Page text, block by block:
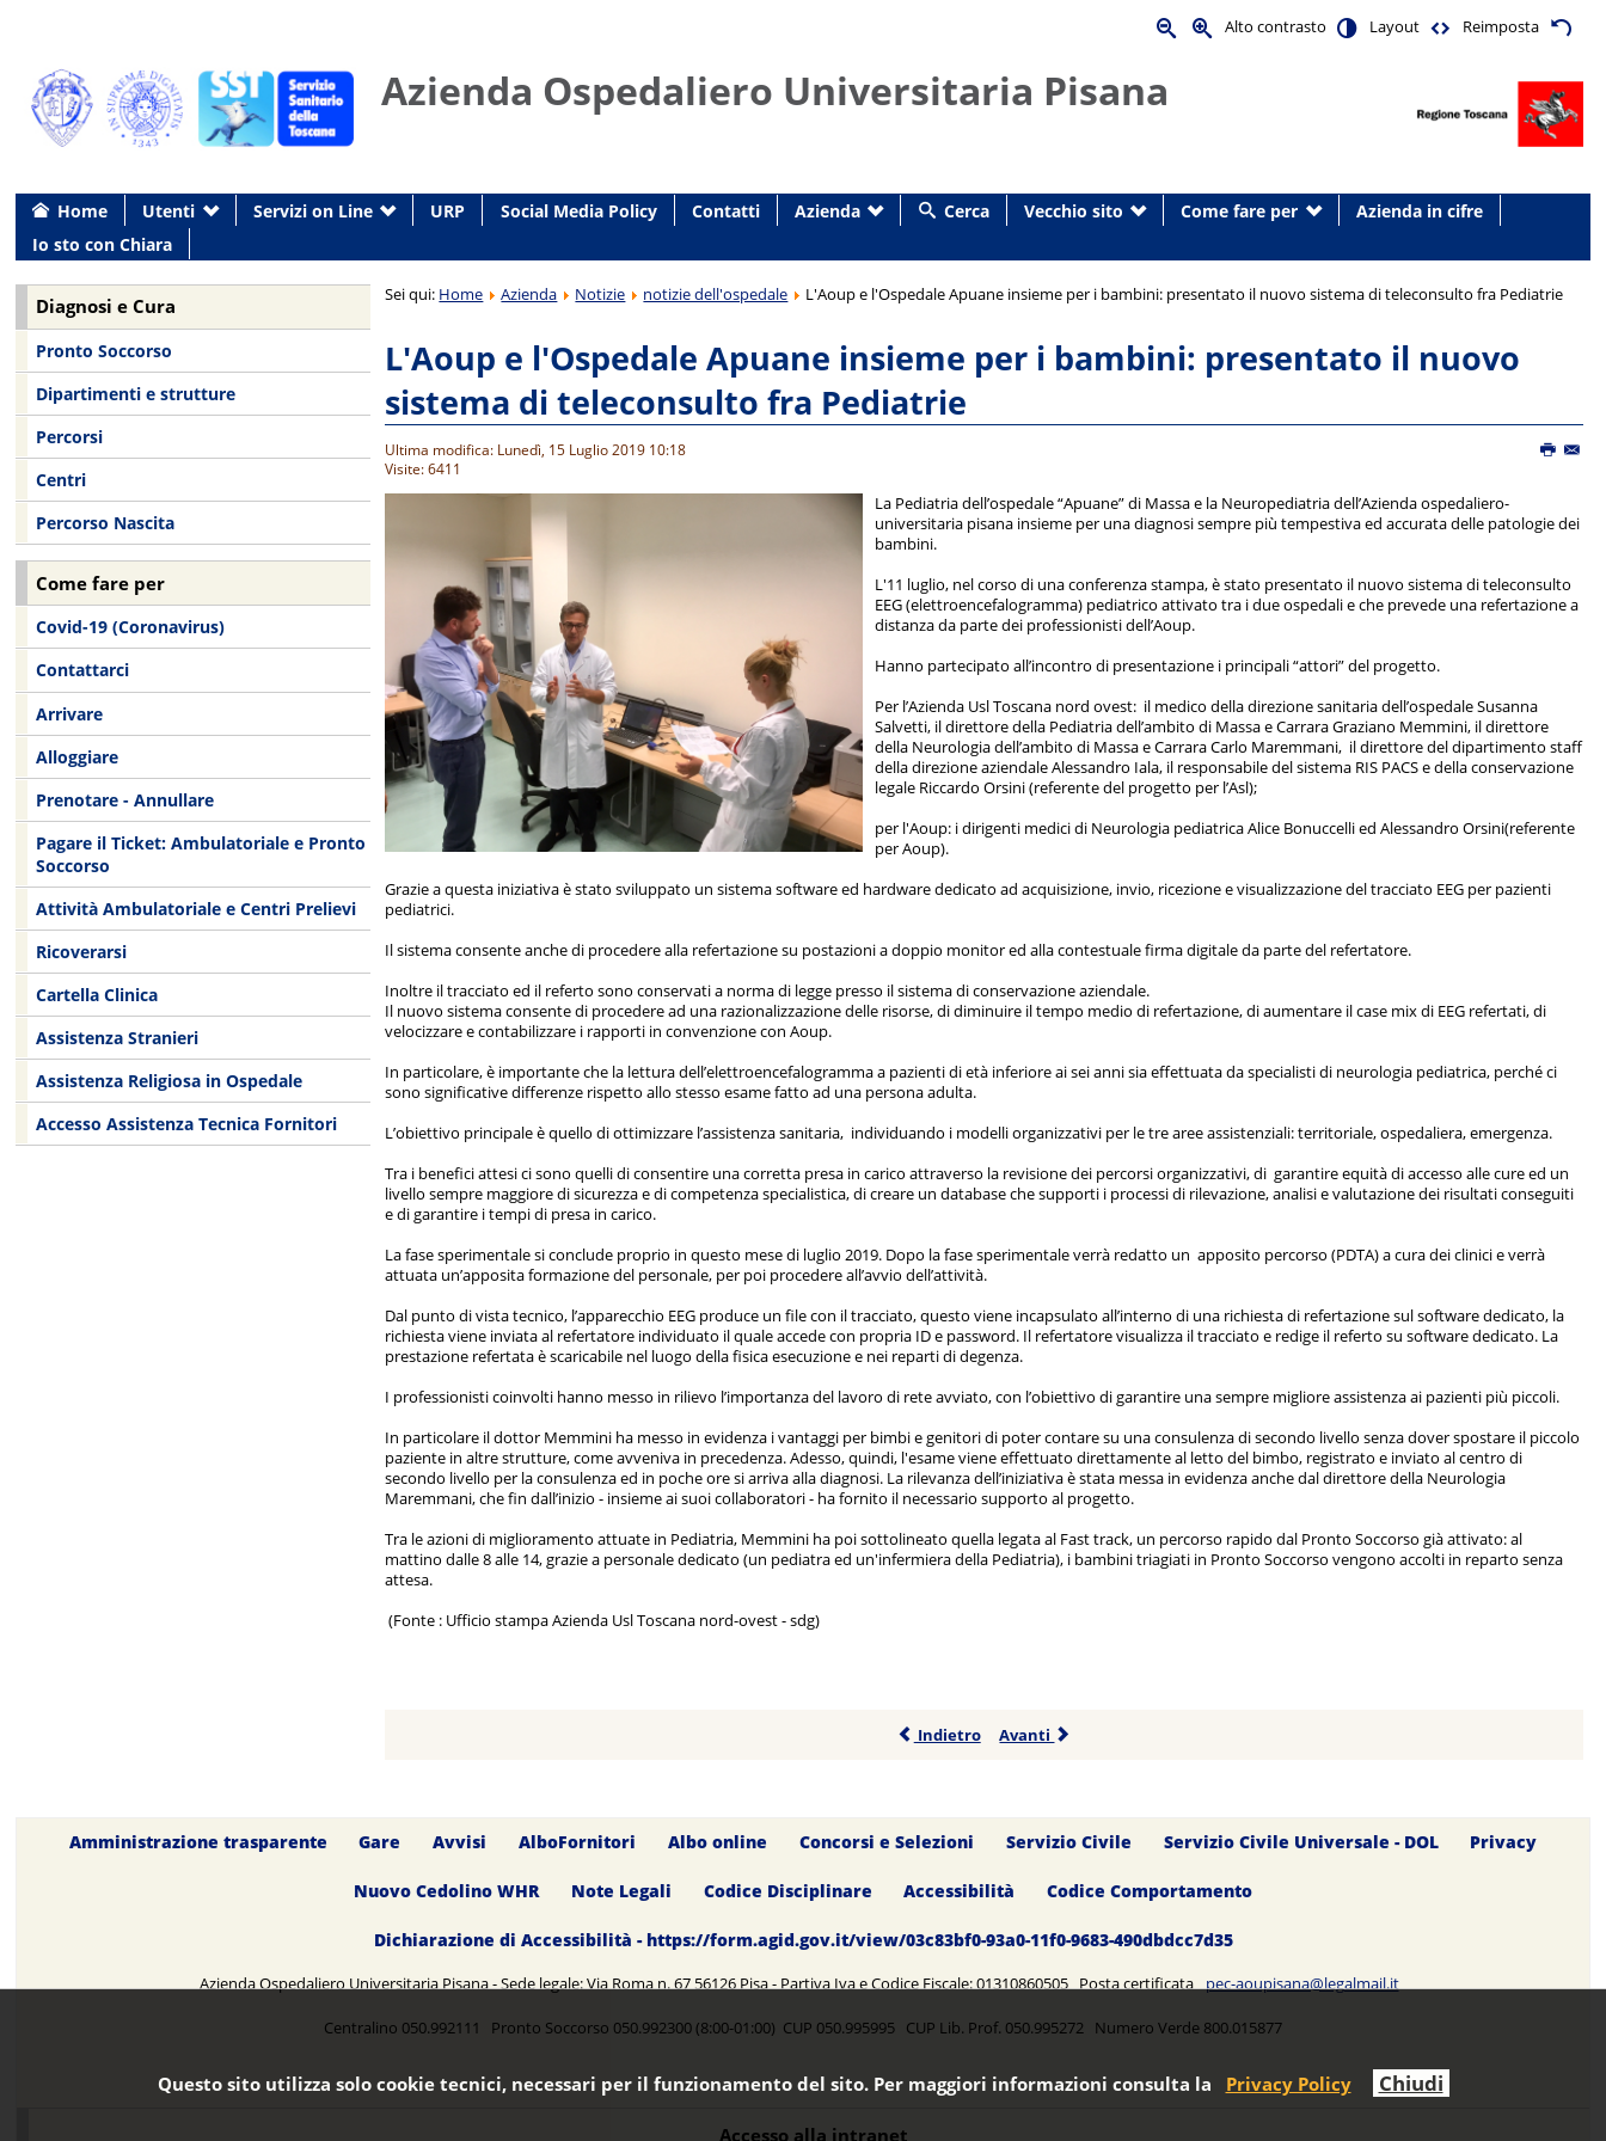
Alto contrasto Layout Reimposta
Azienda Ospedaliero Universitaria Pisana
Home Utenti Servizi on Line URP Social Media Policy Contatti Azienda Cerca Vecchio sito Come fare per
Azienda in cifre
Io sto con Chiara
Sei qui: Home Azienda Notizie notizie dell'ospedale L'Aoup e l'Ospedale Apuane insieme per i bambini: presentato il nuovo sistema di teleconsulto fra Pediatrie
L'Aoup e l'Ospedale Apuane insieme per i bambini: presentato il nuovo
sistema di teleconsulto fra Pediatrie
Ultima modifica: Lunedì, 15 Luglio 2019 10:18
Visite: 6411
La Pediatria dell’ospedale “Apuane” di Massa e la Neuropediatria dell’Azienda ospedaliero-
universitaria pisana insieme per una diagnosi sempre più tempestiva ed accurata delle patologie dei
bambini.
L'11 luglio, nel corso di una conferenza stampa, è stato presentato il nuovo sistema di teleconsulto
EEG (elettroencefalogramma) pediatrico attivato tra i due ospedali e che prevede una refertazione a
distanza da parte dei professionisti dell’Aoup.
Hanno partecipato all’incontro di presentazione i principali “attori” del progetto.
Per l’Azienda Usl Toscana nord ovest: il medico della direzione sanitaria dell’ospedale Susanna
Salvetti, il direttore della Pediatria dell’ambito di Massa e Carrara Graziano Memmini, il direttore
della Neurologia dell’ambito di Massa e Carrara Carlo Maremmani, il direttore del dipartimento staff
della direzione aziendale Alessandro Iala, il responsabile del sistema RIS PACS e della conservazione
legale Riccardo Orsini (referente del progetto per l’Asl);
per l'Aoup: i dirigenti medici di Neurologia pediatrica Alice Bonuccelli ed Alessandro Orsini(referente
per Aoup).
Grazie a questa iniziativa è stato sviluppato un sistema software ed hardware dedicato ad acquisizione, invio, ricezione e visualizzazione del tracciato EEG per pazienti
pediatrici.
Il sistema consente anche di procedere alla refertazione su postazioni a doppio monitor ed alla contestuale firma digitale da parte del refertatore.
Inoltre il tracciato ed il referto sono conservati a norma di legge presso il sistema di conservazione aziendale.
Il nuovo sistema consente di procedere ad una razionalizzazione delle risorse, di diminuire il tempo medio di refertazione, di aumentare il case mix di EEG refertati, di
velocizzare e contabilizzare i rapporti in convenzione con Aoup.
In particolare, è importante che la lettura dell’elettroencefalogramma a pazienti di età inferiore ai sei anni sia effettuata da specialisti di neurologia pediatrica, perché ci
sono significative differenze rispetto allo stesso esame fatto ad una persona adulta.
L’obiettivo principale è quello di ottimizzare l’assistenza sanitaria, individuando i modelli organizzativi per le tre aree assistenziali: territoriale, ospedaliera, emergenza.
Tra i benefici attesi ci sono quelli di consentire una corretta presa in carico attraverso la revisione dei percorsi organizzativi, di garantire equità di accesso alle cure ed un
livello sempre maggiore di sicurezza e di competenza specialistica, di creare un database che supporti i processi di rilevazione, analisi e valutazione dei risultati conseguiti
e di garantire i tempi di presa in carico.
La fase sperimentale si conclude proprio in questo mese di luglio 2019. Dopo la fase sperimentale verrà redatto un apposito percorso (PDTA) a cura dei clinici e verrà
attuata un’apposita formazione del personale, per poi procedere all’avvio dell’attività.
Dal punto di vista tecnico, l’apparecchio EEG produce un file con il tracciato, questo viene incapsulato all’interno di una richiesta di refertazione sul software dedicato, la
richiesta viene inviata al refertatore individuato il quale accede con propria ID e password. Il refertatore visualizza il tracciato e redige il referto su software dedicato. La
prestazione refertata è scaricabile nel luogo della fisica esecuzione e nei reparti di degenza.
I professionisti coinvolti hanno messo in rilievo l’importanza del lavoro di rete avviato, con l’obiettivo di garantire una sempre migliore assistenza ai pazienti più piccoli.
In particolare il dottor Memmini ha messo in evidenza i vantaggi per bimbi e genitori di poter contare su una consulenza di secondo livello senza dover spostare il piccolo
paziente in altre strutture, come avveniva in precedenza. Adesso, quindi, l'esame viene effettuato direttamente al letto del bimbo, registrato e inviato al centro di
secondo livello per la consulenza ed in poche ore si arriva alla diagnosi. La rilevanza dell’iniziativa è stata messa in evidenza anche dal direttore della Neurologia
Maremmani, che fin dall’inizio - insieme ai suoi collaboratori - ha fornito il necessario supporto al progetto.
Tra le azioni di miglioramento attuate in Pediatria, Memmini ha poi sottolineato quella legata al Fast track, un percorso rapido dal Pronto Soccorso già attivato: al
mattino dalle 8 alle 14, grazie a personale dedicato (un pediatra ed un'infermiera della Pediatria), i bambini triagiati in Pronto Soccorso vengono accolti in reparto senza
attesa.
(Fonte : Ufficio stampa Azienda Usl Toscana nord-ovest - sdg)
Indietro Avanti
Diagnosi e Cura
Pronto Soccorso
Dipartimenti e strutture
Percorsi
Centri
Percorso Nascita
Come fare per
Covid-19 (Coronavirus)
Contattarci
Arrivare
Alloggiare
Prenotare - Annullare
Pagare il Ticket: Ambulatoriale e Pronto
Soccorso
Attività Ambulatoriale e Centri Prelievi
Ricoverarsi
Cartella Clinica
Assistenza Stranieri
Assistenza Religiosa in Ospedale
Accesso Assistenza Tecnica Fornitori
Amministrazione trasparente Gare Avvisi AlboFornitori Albo online Concorsi e Selezioni Servizio Civile Servizio Civile Universale - DOL Privacy
Nuovo Cedolino WHR Note Legali Codice Disciplinare Accessibilità Codice Comportamento
Dichiarazione di Accessibilità - https://form.agid.gov.it/view/03c83bf0-93a0-11f0-9683-490dbdcc7d35
Azienda Ospedaliero Universitaria Pisana - Sede legale: Via Roma n. 67 56126 Pisa - Partiva Iva e Codice Fiscale: 01310860505 Posta certificata pec-aoupisana@legalmail.it
Centralino 050.992111 Pronto Soccorso 050.992300 (8:00-01:00) CUP 050.995995 CUP Lib. Prof. 050.995272 Numero Verde 800.015877
Accesso alla intranet
Questo sito utilizza solo cookie tecnici, necessari per il funzionamento del sito. Per maggiori informazioni consulta la Privacy Policy Chiudi